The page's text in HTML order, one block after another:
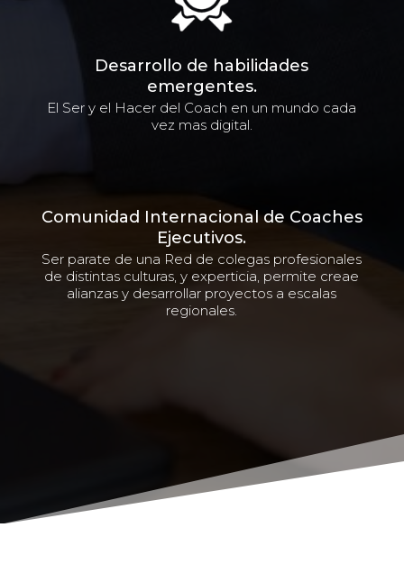
Desarrollo de habilidades
emergentes.
El Ser y el Hacer del Coach en un mundo cada
vez mas digital.
Comunidad Internacional de Coaches
Ejecutivos.
Ser parate de una Red de colegas profesionales
de distintas culturas, y experticia, permite creae
alianzas y desarrollar proyectos a escalas
regionales.